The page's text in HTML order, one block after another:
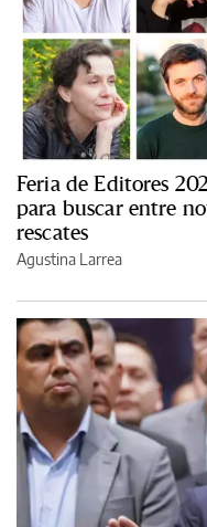
Feria de Editores
para buscar entre
rescates
Agustina Larrea